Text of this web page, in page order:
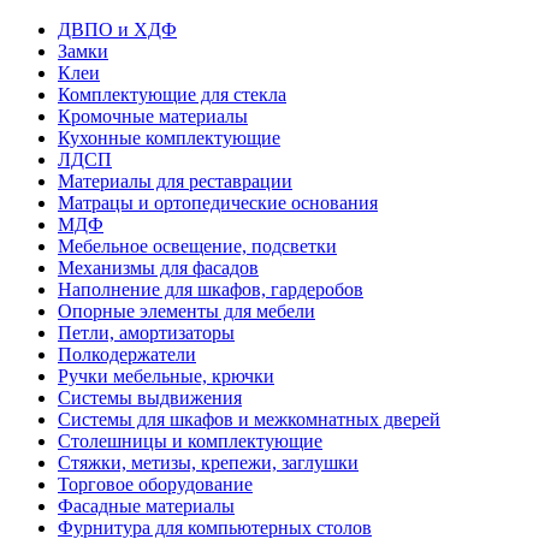
ДВПО и ХДФ
Замки
Клеи
Комплектующие для стекла
Кромочные материалы
Кухонные комплектующие
ЛДСП
Материалы для реставрации
Матрацы и ортопедические основания
МДФ
Мебельное освещение, подсветки
Механизмы для фасадов
Наполнение для шкафов, гардеробов
Опорные элементы для мебели
Петли, амортизаторы
Полкодержатели
Ручки мебельные, крючки
Системы выдвижения
Системы для шкафов и межкомнатных дверей
Столешницы и комплектующие
Стяжки, метизы, крепежи, заглушки
Торговое оборудование
Фасадные материалы
Фурнитура для компьютерных столов